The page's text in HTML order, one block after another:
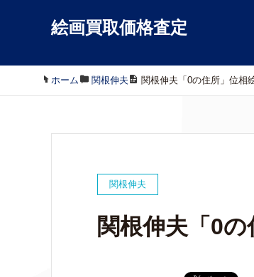
絵画買取価格査定
ホーム / 関根伸夫 / 関根伸夫「0の住所」位相
関根伸夫
関根伸夫「0